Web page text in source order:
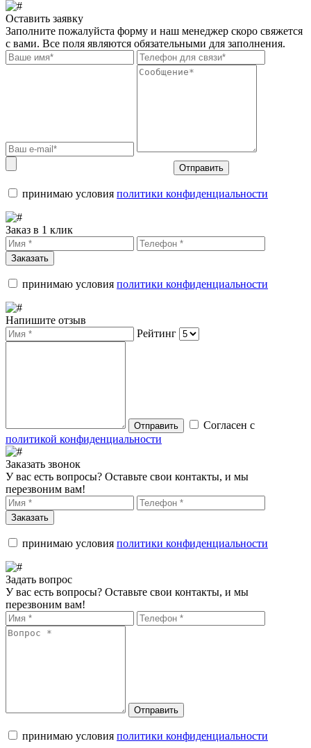
Оставить заявку
Заполните пожалуйста форму и наш менеджер скоро свяжется
с вами. Все поля являются обязательными для заполнения.
Отправить
принимаю условия политики конфиденциальности
Заказ в 1 клик
Заказать
принимаю условия политики конфиденциальности
Напишите отзыв
Рейтинг
Отправить
Согласен с
политикой конфиденциальности
Заказать звонок
У вас есть вопросы? Оставьте свои контакты, и мы
перезвоним вам!
Заказать
принимаю условия политики конфиденциальности
Задать вопрос
У вас есть вопросы? Оставьте свои контакты, и мы
перезвоним вам!
Отправить
принимаю условия политики конфиденциальности